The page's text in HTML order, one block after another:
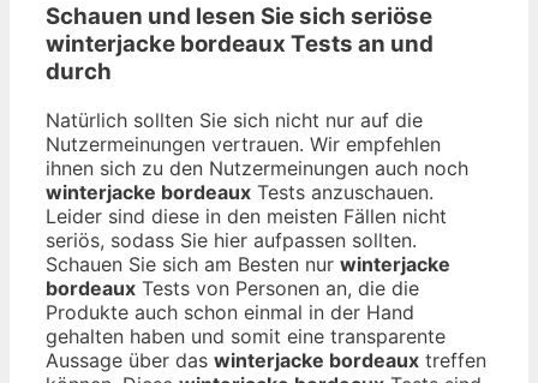
Schauen und lesen Sie sich seriöse
winterjacke bordeaux Tests an und
durch
Natürlich sollten Sie sich nicht nur auf die
Nutzermeinungen vertrauen. Wir empfehlen
ihnen sich zu den Nutzermeinungen auch noch
winterjacke bordeaux Tests anzuschauen.
Leider sind diese in den meisten Fällen nicht
seriös, sodass Sie hier aufpassen sollten.
Schauen Sie sich am Besten nur winterjacke
bordeaux Tests von Personen an, die die
Produkte auch schon einmal in der Hand
gehalten haben und somit eine transparente
Aussage über das winterjacke bordeaux treffen